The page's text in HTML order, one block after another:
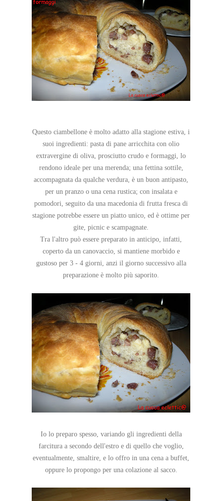
Questo ciambellone è molto adatto alla stagione estiva, i
suoi ingredienti: pasta di pane arricchita con olio
extravergine di oliva, prosciutto crudo e formaggi, lo
rendono ideale per una merenda; una fettina sottile,
accompagnata da qualche verdura, è un buon antipasto,
per un pranzo o una cena rustica; con insalata e
pomodori, seguito da una macedonia di frutta fresca di
stagione potrebbe essere un piatto unico, ed è ottime per
gite, picnic e scampagnate.
Tra l'altro può essere preparato in anticipo, infatti,
coperto da un canovaccio, si mantiene morbido e
gustoso per 3 - 4 giorni, anzi il giorno successivo alla
preparazione è molto più saporito.
Io lo preparo spesso, variando gli ingredienti della
farcitura a secondo dell'estro e di quello che voglio,
eventualmente, smaltire, e lo offro in una cena a buffet,
oppure lo propongo per una colazione al sacco.